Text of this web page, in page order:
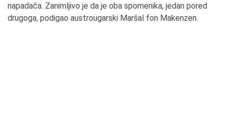
napadača. Zanimljivo je da je oba spomenika, jedan pored
drugoga, podigao austrougarski Maršal fon Makenzen.